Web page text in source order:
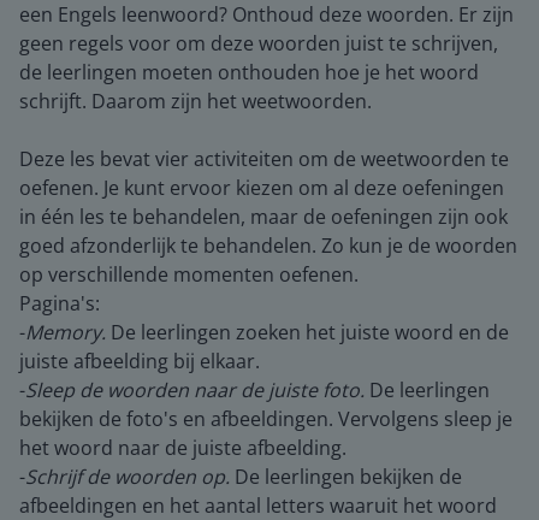
een Engels leenwoord? Onthoud deze woorden. Er zijn
geen regels voor om deze woorden juist te schrijven,
de leerlingen moeten onthouden hoe je het woord
schrijft. Daarom zijn het weetwoorden.
Deze les bevat vier activiteiten om de weetwoorden te
oefenen. Je kunt ervoor kiezen om al deze oefeningen
in één les te behandelen, maar de oefeningen zijn ook
goed afzonderlijk te behandelen. Zo kun je de woorden
op verschillende momenten oefenen.
Pagina's:
-Memory. De leerlingen zoeken het juiste woord en de
juiste afbeelding bij elkaar.
-Sleep de woorden naar de juiste foto. De leerlingen
bekijken de foto's en afbeeldingen. Vervolgens sleep je
het woord naar de juiste afbeelding.
-Schrijf de woorden op. De leerlingen bekijken de
afbeeldingen en het aantal letters waaruit het woord